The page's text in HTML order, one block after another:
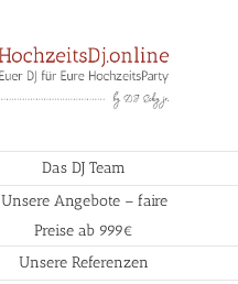
Das DJ Team
Unsere Angebote – faire
Preise ab 999€
Unsere Referenzen